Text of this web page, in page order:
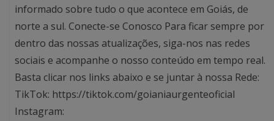
informado sobre tudo o que acontece em Goiás, de
norte a sul. Conecte-se Conosco Para ficar sempre por
dentro das nossas atualizações, siga-nos nas redes
sociais e acompanhe o nosso conteúdo em tempo real.
Basta clicar nos links abaixo e se juntar à nossa Rede:
TikTok: https://tiktok.com/goianiaurgenteoficial
Instagram: